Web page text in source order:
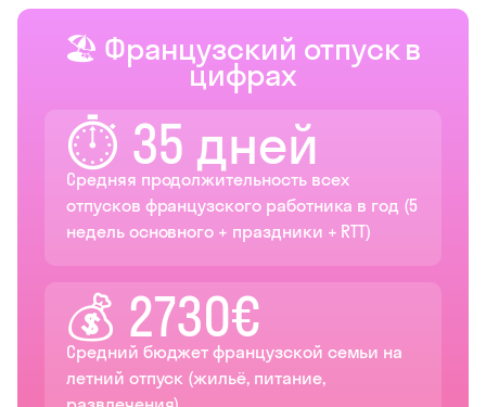
🏖️ Французский отпуск в
цифрах
⏱️ 35 дней
Средняя продолжительность всех
отпусков французского работника в год (5
недель основного + праздники + RTT)
💰 2730€
Средний бюджет французской семьи на
летний отпуск (жильё, питание,